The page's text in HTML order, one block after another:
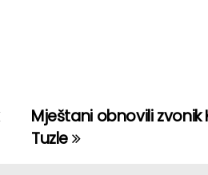
Mještani obnovili zvonik
Tuzle